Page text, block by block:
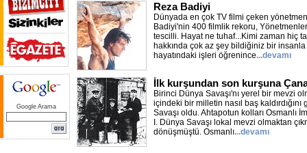
Google Arama
Reza Badiyi
Dünyada en çok TV filmi çeken yönetmen
Badiyi'nin 400 filmlik rekoru,
tescilli. Hayat ne tuhaf...Kimi zaman hiç
hakkında çok az şey bildiğiniz bir insanla
hayatındaki işleri öğrenince...devamı
İlk kurşundan son kurşuna
Birinci Dünya Savaşı'nı yerel bir mevzi
içindeki bir milletin nasıl baş
Savaşı oldu. Ahtapotun kolları Osmanlı
I. Dünya Savaşı lokal mevzi olmaktan
dönüşmüştü. Osmanlı...devamı